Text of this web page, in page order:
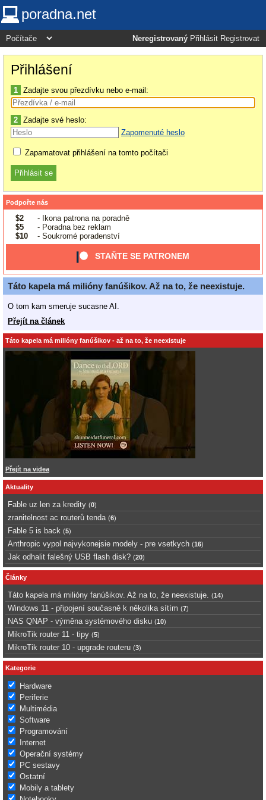
poradna.net
Neregistrovaný Přihlásit Registrovat
Přihlášení
1 Zadajte svou přezdívku nebo e-mail:
2 Zadajte své heslo:
Zapomenuté heslo
Zapamatovat přihlášení na tomto počítači
Podpořte nás
$2
- Ikona patrona na poradně
$5
- Poradna bez reklam
$10
- Soukromé poradenství
STAŇTE SE PATRONEM
Táto kapela má milióny fanúšikov. Až na to, že neexistuje.
O tom kam smeruje sucasne AI.
Přejít na článek
Táto kapela má milióny fanúšikov - až na to, že neexistuje
Přejít na videa
Aktuality
Fable uz len za kredity (0)
zranitelnost ac routerů tenda (6)
Fable 5 is back (5)
Anthropic vypol najvykonejsie modely - pre vsetkych (16)
Jak odhalit falešný USB flash disk? (20)
Články
Táto kapela má milióny fanúšikov. Až na to, že neexistuje. (14)
Windows 11 - připojení současně k několika sítím (7)
NAS QNAP - výměna systémového disku (10)
MikroTik router 11 - tipy (5)
MikroTik router 10 - upgrade routeru (3)
Kategorie
Hardware
Periferie
Multimédia
Software
Programování
Internet
Operační systémy
PC sestavy
Ostatní
Mobily a tablety